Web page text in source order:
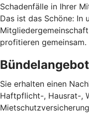
Schadenfälle in Ihrer
Das ist das Schöne: In
profitieren gemeinsam.
Sie erhalten einen
Haftpflicht-, Hausrat-,